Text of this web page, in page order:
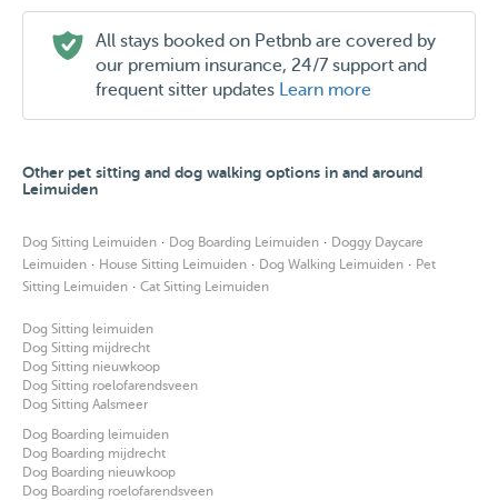
All stays booked on Petbnb are covered by
our premium insurance, 24/7 support and
frequent sitter updates Learn more
Other pet sitting and dog walking options in and around
Leimuiden
Dog Sitting Leimuiden · Dog Boarding Leimuiden · Doggy Daycare
Leimuiden · House Sitting Leimuiden · Dog Walking Leimuiden · Pet
Sitting Leimuiden · Cat Sitting Leimuiden
Dog Sitting leimuiden
Dog Sitting mijdrecht
Dog Sitting nieuwkoop
Dog Sitting roelofarendsveen
Dog Sitting Aalsmeer
Dog Boarding leimuiden
Dog Boarding mijdrecht
Dog Boarding nieuwkoop
Dog Boarding roelofarendsveen